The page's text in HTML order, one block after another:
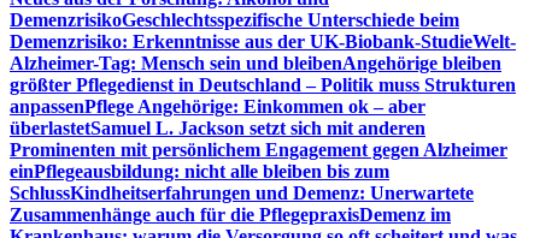
DemenzrisikoGeschlechtsspezifische Unterschiede beim
Demenzrisiko: Erkenntnisse aus der UK-Biobank-StudieWelt-
Alzheimer-Tag: Mensch sein und bleibenAngehörige bleiben
größter Pflegedienst in Deutschland – Politik muss Strukturen
anpassenPflege Angehörige: Einkommen ok – aber
überlastetSamuel L. Jackson setzt sich mit anderen
Prominenten mit persönlichem Engagement gegen Alzheimer
einPflegeausbildung: nicht alle bleiben bis zum
SchlussKindheitserfahrungen und Demenz: Unerwartete
Zusammenhänge auch für die PflegepraxisDemenz im